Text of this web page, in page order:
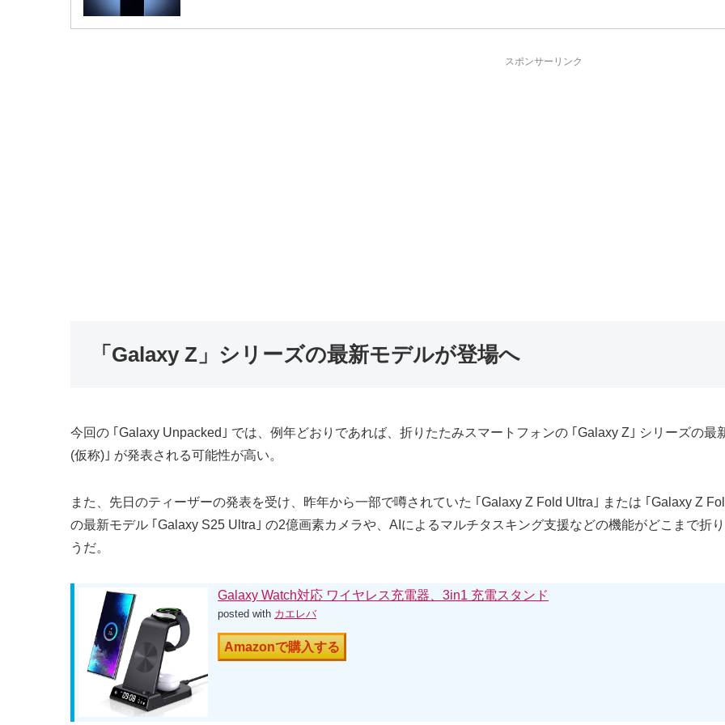
スポンサーリンク
「Galaxy Z」シリーズの最新モデルが登場へ
今回の ｢Galaxy Unpacked｣ では、例年どおりであれば、折りたたみスマートフォンの ｢Galaxy Z｣ シリーズの最
(仮称)｣ が発表される可能性が高い。
また、先日のティーザーの発表を受け、昨年から一部で噂されていた ｢Galaxy Z Fold Ultra｣ または ｢Galaxy Z
の最新モデル ｢Galaxy S25 Ultra｣ の2億画素カメラや、AIによるマルチタスキング支援などの機能がどこまで折
うだ。
Galaxy Watch対応 ワイヤレス充電器、3in1 充電スタンド
posted with カエレバ
Amazonで購入する